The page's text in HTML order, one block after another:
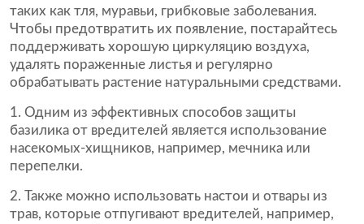
таких как тля, муравьи, грибковые заболевания.
Чтобы предотвратить их появление, постарайтесь
поддерживать хорошую циркуляцию воздуха,
удалять пораженные листья и регулярно
обрабатывать растение натуральными средствами.
Одним из эффективных способов защиты
базилика от вредителей является использование
насекомых-хищников, например, мечника или
перепелки.
Также можно использовать настои и отвары из
трав, которые отпугивают вредителей, например,